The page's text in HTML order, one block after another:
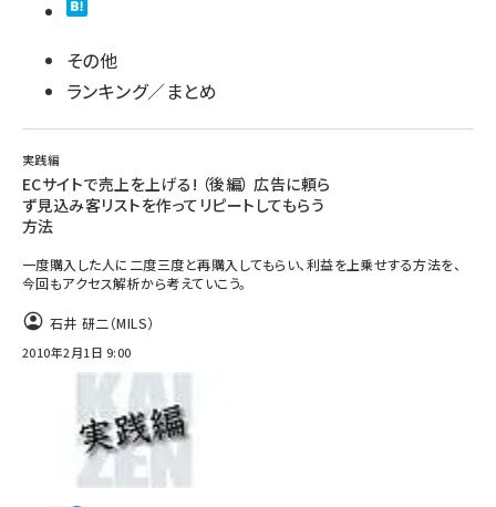
その他
ランキング／まとめ
実践編
ECサイトで売上を上げる! （後編） 広告に頼ら
ず見込み客リストを作ってリピートしてもらう
方法
一度購入した人に二度三度と再購入してもらい、利益を上乗せする方法を、
今回もアクセス解析から考えていこう。
石井 研二（MILS）
2010年2月1日 9:00